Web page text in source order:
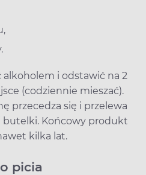
alkoholem i odstawić na 2
(codziennie mieszać).
przecedza się i przelewa
butelki. Końcowy produkt
kilka lat.
picia